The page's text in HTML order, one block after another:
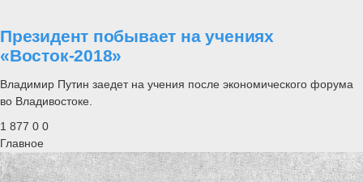
Президент побывает на учениях
«Восток-2018»
Владимир Путин заедет на учения после экономического форума
во Владивостоке.
1 877 0 0
Главное